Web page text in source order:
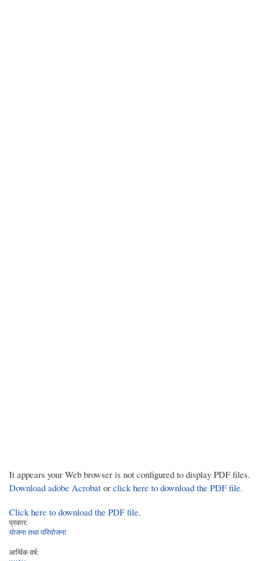
It appears your Web browser is not configured to display PDF files.
Download adobe Acrobat or click here to download the PDF file.
Click here to download the PDF file.
प्रकार:
योजना तथा परियोजना
आर्थिक वर्ष: